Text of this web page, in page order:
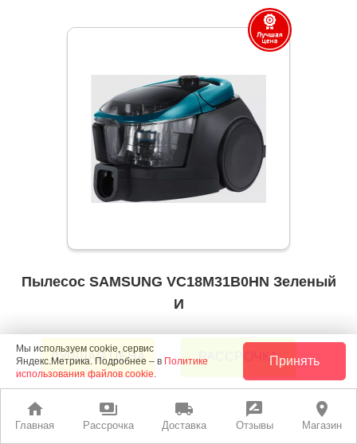
home
Главная
payments
Рассрочка
local_shipping
Доставка
rate_review
Отзывы
place
Магазин
Пылесос SAMSUNG VC18M31B0HN Зеленый
И
ЛУЧШАЯ ЦЕНА РАССРОЧКА
8 995 руб. В корзину leaderboard
Мы используем cookie, сервис
Яндекс.Метрика. Подробнее – в Политике
использования файлов cookie.
Принять